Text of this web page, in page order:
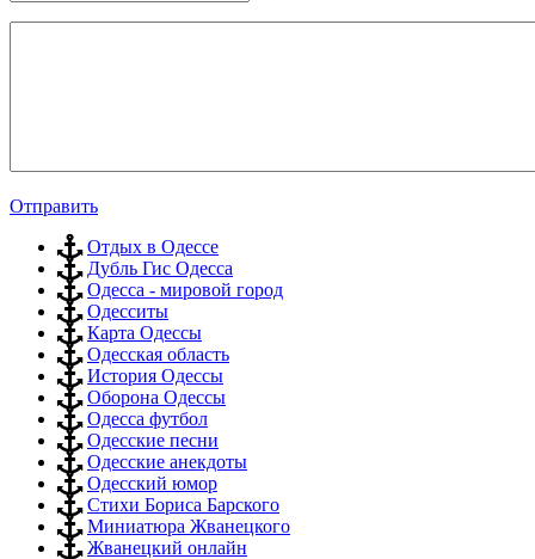
Отправить
Отдых в Одессе
Дубль Гис Одесса
Одесса - мировой город
Одесситы
Карта Одессы
Одесская область
История Одессы
Оборона Одессы
Одесса футбол
Одесские песни
Одесские анекдоты
Одесский юмор
Стихи Бориса Барского
Миниатюра Жванецкого
Жванецкий онлайн